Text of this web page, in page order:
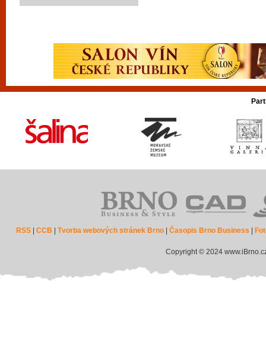
RSS |CCB |Tvorba webových stránek Brno |Časopis Brno Business
Copyright © 2024